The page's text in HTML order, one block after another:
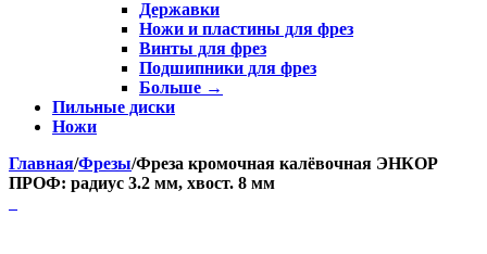
Державки
Ножи и пластины для фрез
Винты для фрез
Подшипники для фрез
Больше →
Пильные диски
Ножи
Главная/Фрезы/Фреза кромочная калёвочная ЭНКОР
ПРОФ: радиус 3.2 мм, хвост. 8 мм